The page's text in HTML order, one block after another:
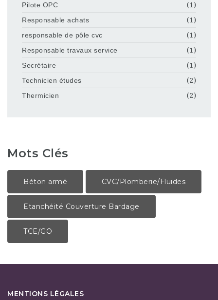
Pilote OPC
(1)
Responsable achats
(1)
responsable de pôle cvc
(1)
Responsable travaux service
(1)
Secrétaire
(1)
Technicien études
(2)
Thermicien
(2)
Mots Clés
Béton armé CVC/Plomberie/Fluides
Etanchéité Couverture Bardage
TCE/GO
MENTIONS LÉGALES